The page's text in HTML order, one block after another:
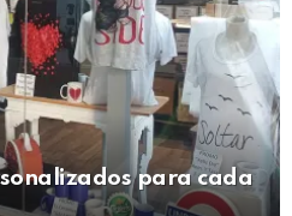
para cada